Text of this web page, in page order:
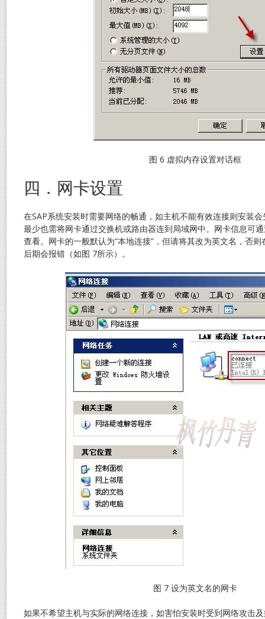
图 6 虚拟内存设置对话框
四．网卡设置
在SAP系统安装时需要网络的畅通，如主机不能有效连接则安装
最少也需将网卡通过交换机或路由器连到局域网中。网卡信息可通
查看。网卡的一般默认为“本地连接”，但请将其改为英文名，否则
后期会报错（如图 7所示）。
图 7 设为英文名的网卡
如果不希望主机与实际的网络连接，如害怕安装时受到网络攻击